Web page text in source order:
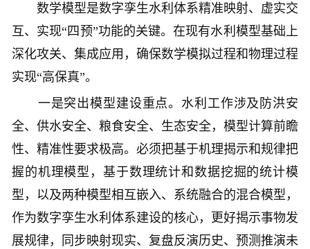
数学模型是数字孪生水利体系精准映射、虚实交
互、实现“四预”功能的关键。在现有水利模型基础上
深化攻关、集成应用，确保数学模拟过程和物理过程
实现“高保真”。
一是突出模型建设重点。水利工作涉及防洪安
全、供水安全、粮食安全、生态安全，模型计算前瞻
性、精准性要求极高。必须把基于机理揭示和规律把
握的机理模型，基于数理统计和数据挖掘的统计模
型，以及两种模型相互嵌入、系统融合的混合模型，
作为数字孪生水利体系建设的核心，更好揭示事物发
展规律，同步映射现实、复盘反演历史、预测推演未